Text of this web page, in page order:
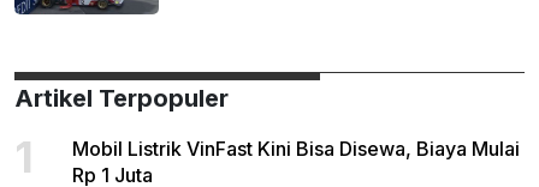
Artikel Terpopuler
1
Mobil Listrik VinFast Kini Bisa Disewa, Biaya Mulai
Rp 1 Juta